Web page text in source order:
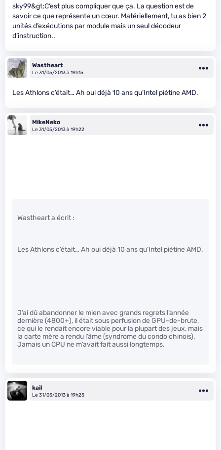
sky99&gt;C’est plus compliquer que ça. La question est de
savoir ce que représente un cœur. Matériellement, tu as bien 2
unités d’exécutions par module mais un seul décodeur
d’instruction..
Wastheart
Le 31/05/2013 à 19h15
Les Athlons c’était… Ah oui déjà 10 ans qu’Intel piétine AMD.
MikeNeko
Le 31/05/2013 à 19h22
Wastheart a écrit :
Les Athlons c’était… Ah oui déjà 10 ans qu’Intel piétine AMD.
J’ai dû abandonner le mien avec grands regrets l’année
dernière (4800+), il était sous perfusion de GPU-de-brute,
ce qui le rendait encore viable pour la plupart des jeux, mais
la carte mère a rendu l’âme (syndrome du condo chinois).
Jamais un CPU ne m’avait fait aussi longtemps.
kail
Le 31/05/2013 à 19h25